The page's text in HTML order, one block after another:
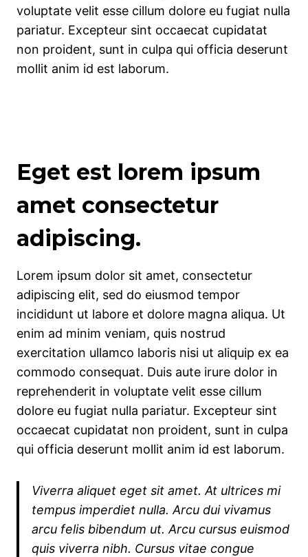
voluptate velit esse cillum dolore eu fugiat nulla
pariatur. Excepteur sint occaecat cupidatat
non proident, sunt in culpa qui officia deserunt
mollit anim id est laborum.
Eget est lorem ipsum
amet consectetur
adipiscing.
Lorem ipsum dolor sit amet, consectetur
adipiscing elit, sed do eiusmod tempor
incididunt ut labore et dolore magna aliqua. Ut
enim ad minim veniam, quis nostrud
exercitation ullamco laboris nisi ut aliquip ex ea
commodo consequat. Duis aute irure dolor in
reprehenderit in voluptate velit esse cillum
dolore eu fugiat nulla pariatur. Excepteur sint
occaecat cupidatat non proident, sunt in culpa
qui officia deserunt mollit anim id est laborum.
Viverra aliquet eget sit amet. At ultrices mi
tempus imperdiet nulla. Arcu dui vivamus
arcu felis bibendum ut. Arcu cursus euismod
quis viverra nibh. Cursus vitae congue